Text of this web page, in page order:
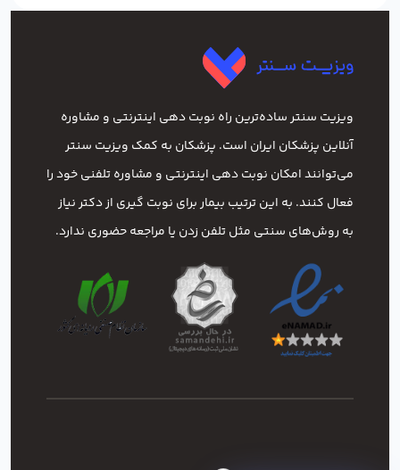
ویزیت سنتر ساده‌ترین راه نوبت‌ دهی اینترنتی و مشاوره
آنلاین پزشکان ایران است. پزشکان به کمک ویزیت سنتر
می‌توانند امکان نوبت دهی اینترنتی و مشاوره تلفنی خود را
فعال کنند. به این ترتیب بیمار برای نوبت گیری از دکتر نیاز
به روش‌های سنتی مثل تلفن زدن یا مراجعه حضوری ندارد.